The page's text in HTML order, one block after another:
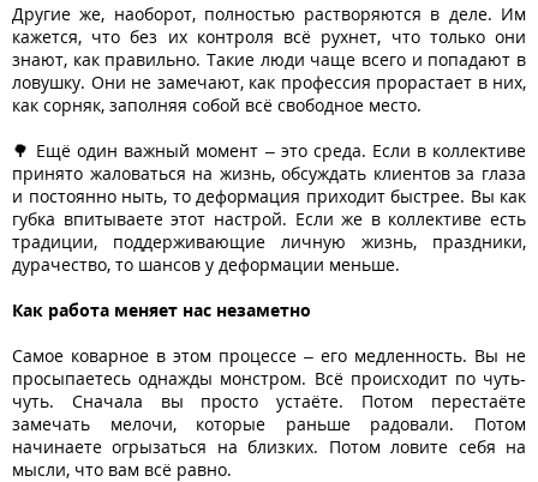
Другие же, наоборот, полностью растворяются в деле. Им
кажется, что без их контроля всё рухнет, что только они
знают, как правильно. Такие люди чаще всего и попадают в
ловушку. Они не замечают, как профессия прорастает в них,
как сорняк, заполняя собой всё свободное место.
🌳 Ещё один важный момент – это среда. Если в коллективе
принято жаловаться на жизнь, обсуждать клиентов за глаза
и постоянно ныть, то деформация приходит быстрее. Вы как
губка впитываете этот настрой. Если же в коллективе есть
традиции, поддерживающие личную жизнь, праздники,
дурачество, то шансов у деформации меньше.
Как работа меняет нас незаметно
Самое коварное в этом процессе – его медленность. Вы не
просыпаетесь однажды монстром. Всё происходит по чуть-
чуть. Сначала вы просто устаёте. Потом перестаёте
замечать мелочи, которые раньше радовали. Потом
начинаете огрызаться на близких. Потом ловите себя на
мысли, что вам всё равно.